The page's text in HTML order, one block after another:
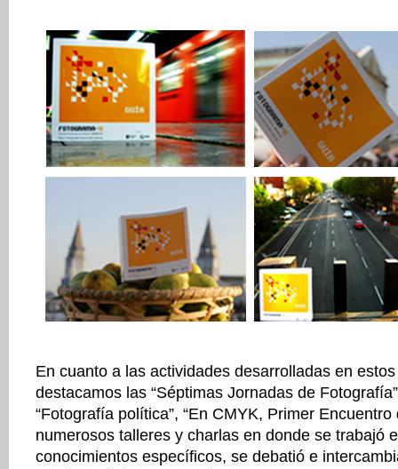
En cuanto a las actividades desarrolladas en
destacamos las “Séptimas Jornadas de
“Fotografía política”, “En CMYK, Primer Encuentro
numerosos talleres y charlas en donde se trabajó
conocimientos específicos, se debatió e